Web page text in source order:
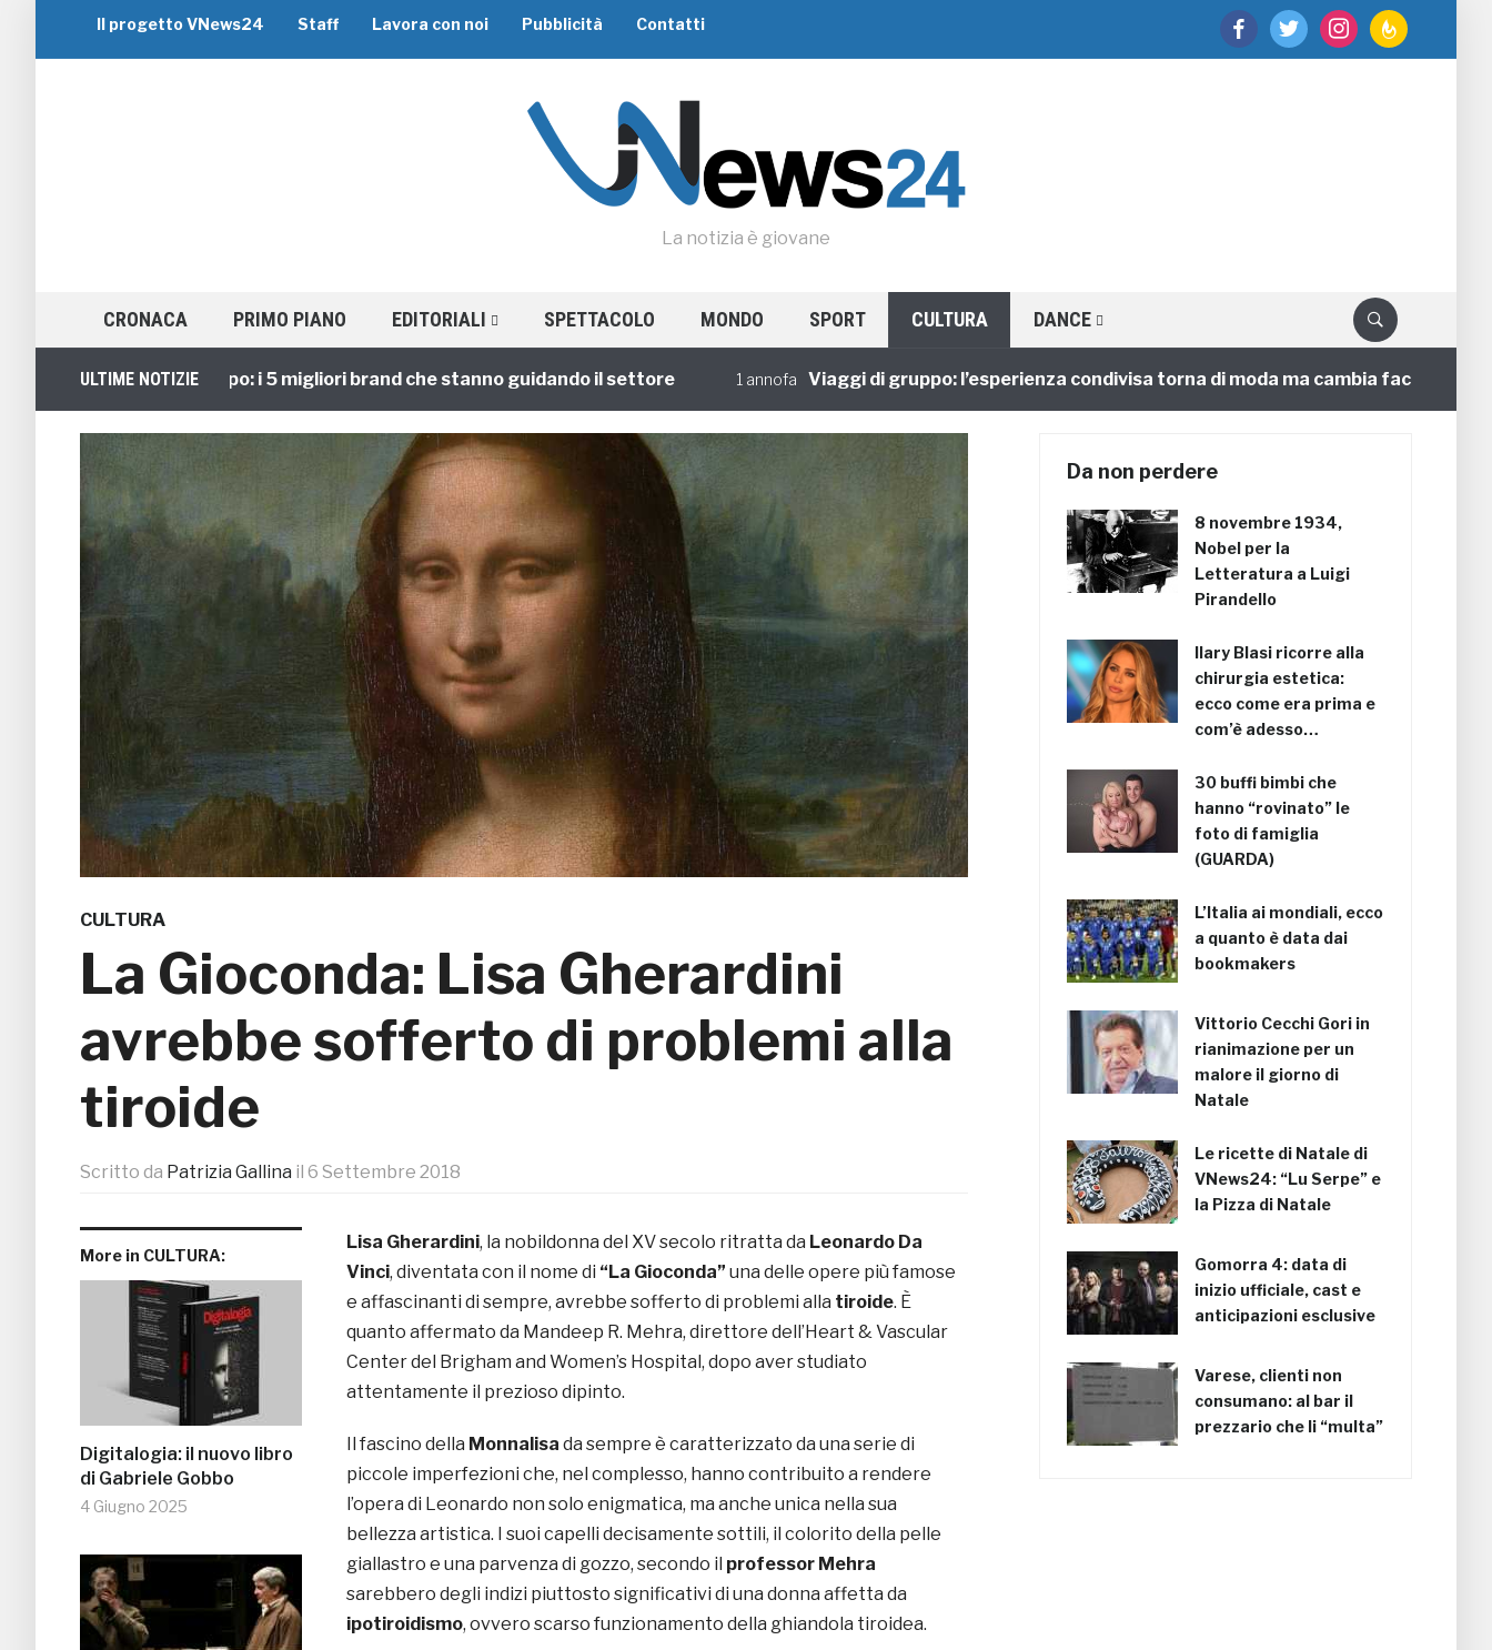
facebooktwitter instagramfeedburner
Il progetto VNews24 Staff Lavora con noi Pubblicità Contatti
La notizia è giovane
CRONACA PRIMO PIANO EDITORIALI SPETTACOLO MONDO SPORT CULTURA DANCE
ULTIME NOTIZIE
Viaggi di Gruppo: i 5 migliori brand che stanno guidando il settore 1 annofa Viaggi di gruppo: l’esperienza condivisa torna di moda ma cambia faccia
CULTURA
La Gioconda: Lisa Gherardini
avrebbe sofferto di problemi alla
tiroide
Scritto da Patrizia Gallina il 6 Settembre 2018
More in CULTURA:
Digitalogia: il nuovo libro
di Gabriele Gobbo
4 Giugno 2025
Lisa Gherardini, la nobildonna del XV secolo ritratta da Leonardo Da
Vinci, diventata con il nome di “La Gioconda” una delle opere più famose
e affascinanti di sempre, avrebbe sofferto di problemi alla tiroide. È
quanto affermato da Mandeep R. Mehra, direttore dell’Heart & Vascular
Center del Brigham and Women’s Hospital, dopo aver studiato
attentamente il prezioso dipinto.
Il fascino della Monnalisa da sempre è caratterizzato da una serie di
piccole imperfezioni che, nel complesso, hanno contribuito a rendere
l’opera di Leonardo non solo enigmatica, ma anche unica nella sua
bellezza artistica. I suoi capelli decisamente sottili, il colorito della pelle
giallastro e una parvenza di gozzo, secondo il professor Mehra
sarebbero degli indizi piuttosto significativi di una donna affetta da
ipotiroidismo, ovvero scarso funzionamento della ghiandola tiroidea.
Da non perdere
8 novembre 1934,
Nobel per la
Letteratura a Luigi
Pirandello
Ilary Blasi ricorre alla
chirurgia estetica:
ecco come era prima e
com’è adesso…
30 buffi bimbi che
hanno “rovinato” le
foto di famiglia
(GUARDA)
L’Italia ai mondiali, ecco
a quanto è data dai
bookmakers
Vittorio Cecchi Gori in
rianimazione per un
malore il giorno di
Natale
Le ricette di Natale di
VNews24: “Lu Serpe” e
la Pizza di Natale
Gomorra 4: data di
inizio ufficiale, cast e
anticipazioni esclusive
Varese, clienti non
consumano: al bar il
prezzario che li “multa”